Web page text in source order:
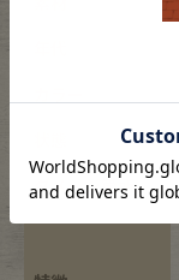
ダメージ箇所